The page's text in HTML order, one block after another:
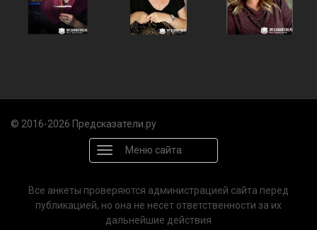
© 2016-2026 Предсказатели.ру
Меню сайта
Все анкеты проверяются администрацией сайта перед
публикацией, но она не несет ответственности за их
дальнейшие действия